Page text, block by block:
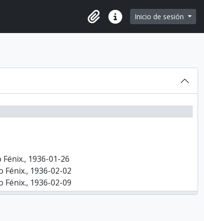
Portapapeles
Enlaces rápidos
Inicio de sesión
1936-01-26
1936-02-02
1936-02-09
1936-02-09
1936-02-16